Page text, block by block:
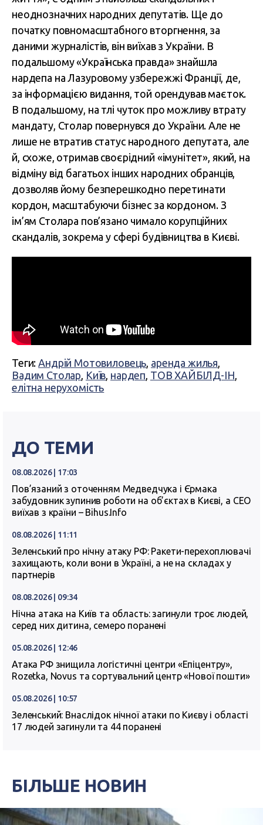
неоднозначних народних депутатів. Ще до
початку повномасштабного вторгнення, за
даними журналістів, він виїхав з України. В
подальшому «Українська правда» знайшла
нардепа на Лазуровому узбережжі Франції, де,
за інформацією видання, той орендував маєток.
В подальшому, на тлі чуток про можливу втрату
мандату, Столар повернувся до України. Але не
лише не втратив статус народного депутата, але
й, схоже, отримав своєрідний «імунітет», який, на
відміну від багатьох інших народних обранців,
дозволяв йому безперешкодно перетинати
кордон, масштабуючи бізнес за кордоном. З
ім’ям Столара пов’язано чимало корупційних
скандалів, зокрема у сфері будівництва в Києві.
Теги: Андрій Мотовиловець аренда жилья
Вадим Столар Київ нардеп ТОВ ХАЙБІЛД-ІН
елітна нерухомість
ДО ТЕМИ
08.08.2026 | 17:03
Пов’язаний з оточенням Медведчука і Єрмака
забудовник зупинив роботи на об’єктах в Києві, а СЕО
виїхав з країни – Bihus.Info
08.08.2026 | 11:11
Зеленський про нічну атаку РФ: Ракети-перехоплювачі
захищають, коли вони в Україні, а не на складах у
партнерів
08.08.2026 | 09:34
Нічна атака на Київ та область: загинули троє людей,
серед них дитина, семеро поранені
05.08.2026 | 12:46
Атака РФ знищила логістичні центри «Епіцентру»,
Rozetka, Novus та сортувальний центр «Нової пошти»
05.08.2026 | 10:57
Зеленський: Внаслідок нічної атаки по Києву і області
17 людей загинули та 44 поранені
БІЛЬШЕ НОВИН